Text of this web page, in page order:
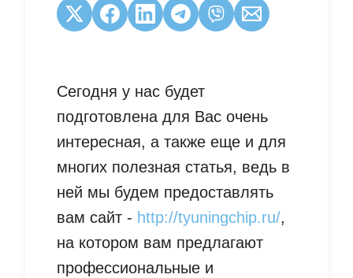
Сегодня у нас будет
подготовлена для Вас очень
интересная, а также еще и для
многих полезная статья, ведь в
ней мы будем предоставлять
вам сайт - http://tyuningchip.ru/,
на котором вам предлагают
профессиональные и